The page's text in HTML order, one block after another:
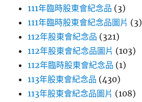
111年臨時股東會紀念品 (3)
111年臨時股東會紀念品圖片 (3)
112年股東會紀念品 (321)
112年股東會紀念品圖片 (103)
112年臨時股東會紀念品 (1)
113年股東會紀念品 (430)
113年股東會紀念品圖片 (108)